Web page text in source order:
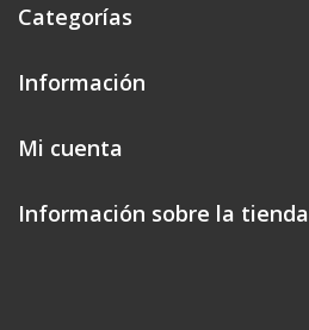
Categorías
Información
Mi cuenta
Información sobre la tienda